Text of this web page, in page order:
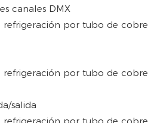
canales DMX
salida